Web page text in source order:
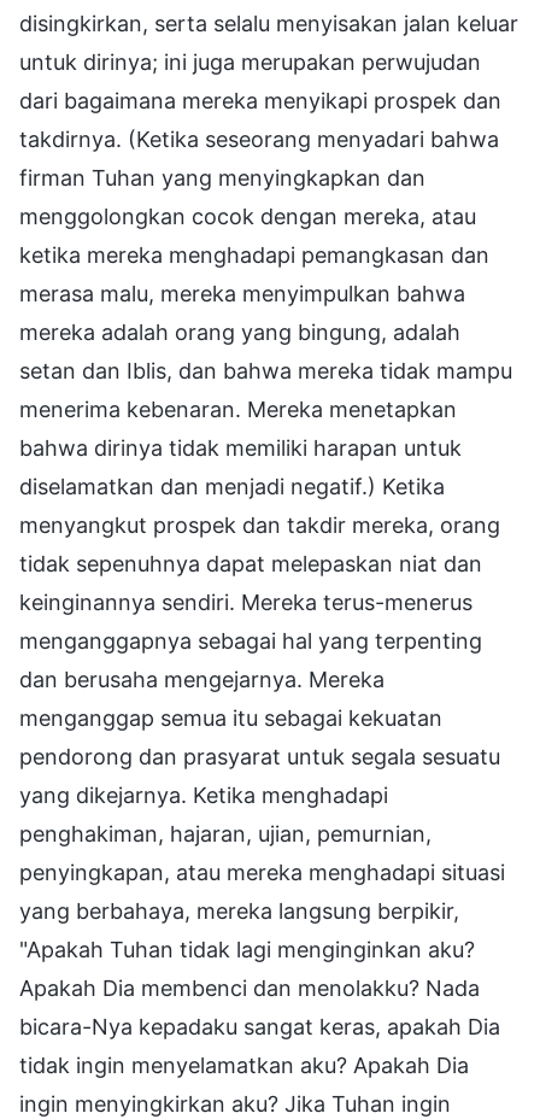
disingkirkan, serta selalu menyisakan jalan keluar
untuk dirinya; ini juga merupakan perwujudan
dari bagaimana mereka menyikapi prospek dan
takdirnya. (Ketika seseorang menyadari bahwa
firman Tuhan yang menyingkapkan dan
menggolongkan cocok dengan mereka, atau
ketika mereka menghadapi pemangkasan dan
merasa malu, mereka menyimpulkan bahwa
mereka adalah orang yang bingung, adalah
setan dan Iblis, dan bahwa mereka tidak mampu
menerima kebenaran. Mereka menetapkan
bahwa dirinya tidak memiliki harapan untuk
diselamatkan dan menjadi negatif.) Ketika
menyangkut prospek dan takdir mereka, orang
tidak sepenuhnya dapat melepaskan niat dan
keinginannya sendiri. Mereka terus-menerus
menganggapnya sebagai hal yang terpenting
dan berusaha mengejarnya. Mereka
menganggap semua itu sebagai kekuatan
pendorong dan prasyarat untuk segala sesuatu
yang dikejarnya. Ketika menghadapi
penghakiman, hajaran, ujian, pemurnian,
penyingkapan, atau mereka menghadapi situasi
yang berbahaya, mereka langsung berpikir,
"Apakah Tuhan tidak lagi menginginkan aku?
Apakah Dia membenci dan menolakku? Nada
bicara-Nya kepadaku sangat keras, apakah Dia
tidak ingin menyelamatkan aku? Apakah Dia
ingin menyingkirkan aku? Jika Tuhan ingin